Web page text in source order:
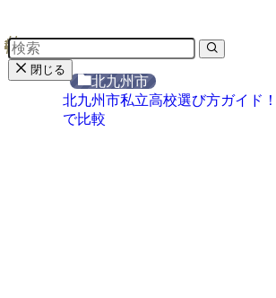
北九州市
北九州市私立高校選び方ガイド
で比較
閉じる